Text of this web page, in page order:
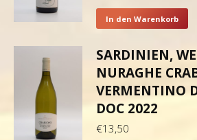
In den Warenkorb
SARDINIEN,
NURAGHE
VERMENTINO
DOC 2022
€13,50